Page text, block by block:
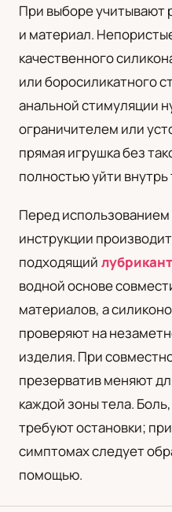
При выборе учитывают
и материал.
качественного
или боросиликатного
анальной стимуляции
ограничителем или
прямая игрушка без
полностью уйти внутрь
Перед
инструкции
подходящий лубрикант
водной основе
материалов, а
проверяют на
изделия. При
презерватив меняют
каждой зоны тела.
требуют остановки;
симптомах следует
помощью.